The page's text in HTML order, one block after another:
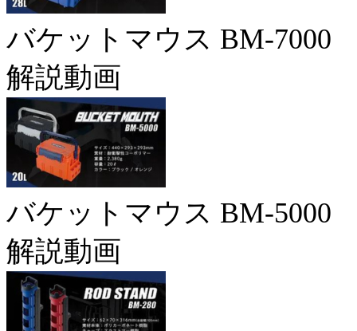
バケットマウス BM-7000
解説動画
バケットマウス BM-5000
解説動画